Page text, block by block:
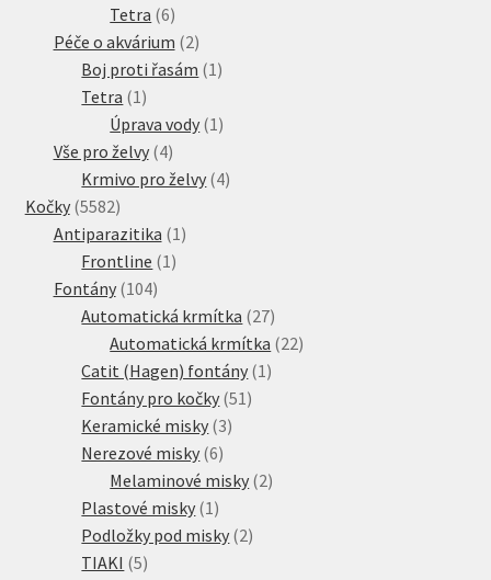
produkty
Tetra 66
produktů
Péče o akvárium 22
produkty
Boj proti řasám 1 1
Tetra 1 1
produkt
Úprava vody 1 1
Vše pro želvy 44
produkty
Krmivo pro želvy 44
Kočky 55825582
produktů
Antiparazitika 1 1
Frontline 1 1
Fontány 104104
produktů
Automatická krmítka 2727
produktů
Automatická krmítka 2222
Catit (Hagen) fontány 1 1
Fontány pro kočky 51 51
Keramické misky 33
Nerezové misky 66
produktů
Melaminové misky 22
Plastové misky 1 1
produkt
Podložky pod misky 22
TIAKI 55